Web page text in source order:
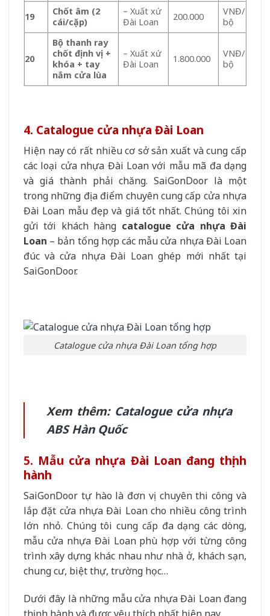
19
Chốt âm (2
cái/cặp)
– Xuất xứ
Đài Loan
200.000
VNĐ/
bộ
20
Bộ thanh ray
chốt định vị +
khóa + tay
nắm cửa lùa
– Xuất xứ
Đài Loan
1.800.000
VNĐ/
bộ
4. Catalogue cửa nhựa Đài Loan
Hiện nay có rất nhiều cơ sở sản xuất và cung cấp
các loại cửa nhựa Đài Loan với mẫu mã đa dạng
và giá thành phải chăng. SaiGonDoor là một
trong những địa điểm chuyên cung cấp cửa nhựa
Đài Loan mẫu đẹp và giá tốt nhất. Chúng tôi xin
gửi tới khách hàng catalogue cửa nhựa Đài
Loan – bản tổng hợp các mẫu cửa nhựa Đài Loan
đúc và cửa nhựa Đài Loan ghép mới nhất tại
SaiGonDoor.
Catalogue cửa nhựa Đài Loan tổng hợp
Xem thêm: Catalogue cửa nhựa
ABS Hàn Quốc
5. Mẫu cửa nhựa Đài Loan đang thịnh
hành
SaiGonDoor tự hào là đơn vị chuyên thi công và
lắp đặt cửa nhựa Đài Loan cho nhiều công trình
lớn nhỏ. Chúng tôi cung cấp đa dạng các dòng,
mẫu cửa nhựa Đài Loan phù hợp với từng công
trình xây dựng khác nhau như nhà ở, khách sạn,
chung cư, biệt thự, trường học…
Dưới đây là những mẫu cửa nhựa Đài Loan đang
thịnh hành và được yêu thích nhất hiện nay.